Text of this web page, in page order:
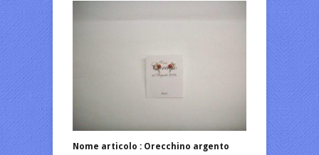
Nome articolo : Orecchino argento